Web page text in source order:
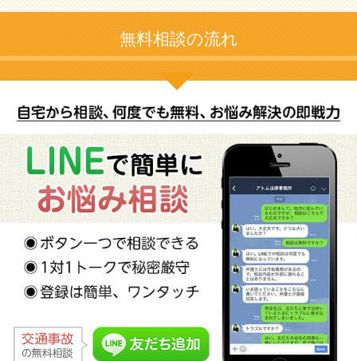
無料相談の流れ